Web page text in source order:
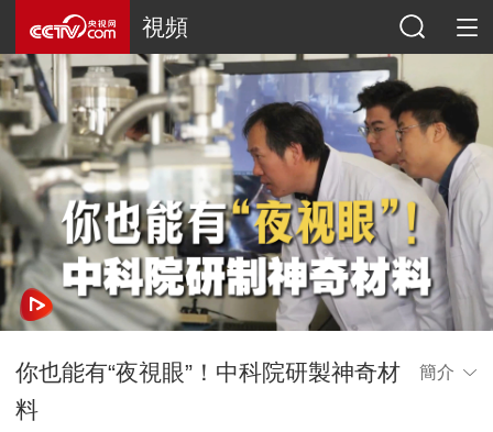
視頻
你也能有“夜視眼”！中科院研製神奇材
料
簡介